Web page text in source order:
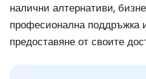
налични алтернативи,
професионална поддръжка
предоставяне от своите